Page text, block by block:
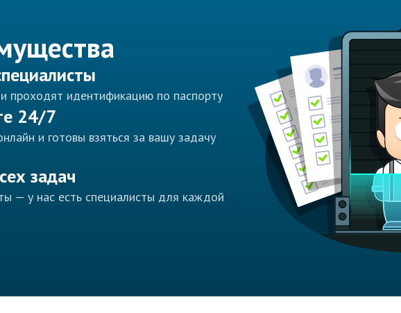
проходят идентификацию по паспорту
24/7
и готовы взяться за вашу задачу
задач
— у нас есть специалисты для каждой